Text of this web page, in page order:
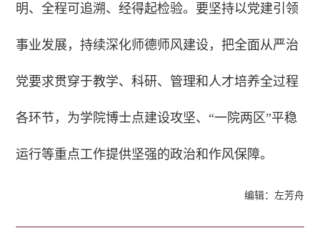
明、全程可追溯、经得起检验。要坚持以党建引领
事业发展，持续深化师德师风建设，把全面从严治
党要求贯穿于教学、科研、管理和人才培养全过程
各环节，为学院博士点建设攻坚、“一院两区”平稳
运行等重点工作提供坚强的政治和作风保障。
编辑：左芳舟